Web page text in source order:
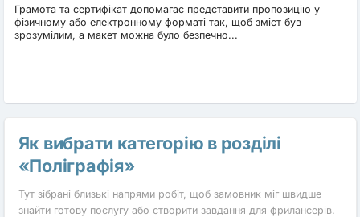
Грамота та сертифікат допомагає представити пропозицію у
фізичному або електронному форматі так, щоб зміст був
зрозумілим, а макет можна було безпечно...
Як вибрати категорію в розділі
«Поліграфія»
Тут зібрані близькі напрями робіт, щоб замовник міг швидше
знайти готову послугу або створити завдання для фрилансерів.